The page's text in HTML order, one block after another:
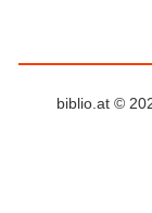
biblio.at ©